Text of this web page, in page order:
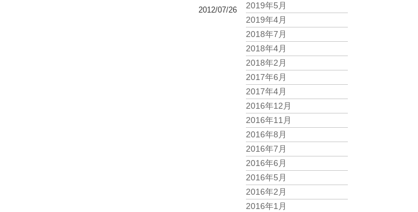
2012/07/26
2019年5月
2019年4月
2018年7月
2018年4月
2018年2月
2017年6月
2017年4月
2016年12月
2016年11月
2016年8月
2016年7月
2016年6月
2016年5月
2016年2月
2016年1月